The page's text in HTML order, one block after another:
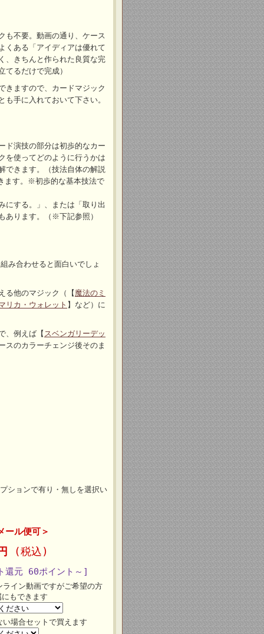
も不要。動画の通り、ケース
くある「アイディアは優れて
、きちんと作られた良質な完
るだけで完成）
きますので、カードマジック
手に入れておいて下さい。
演技の部分は初歩的なカー
を使ってどのように行うかは
できます。（技法自体の解説
ます。※初歩的な基本技法で
にする。」、または「取り出
あります。（※下記参照）
み合わせると面白いでしょ
る他のマジック（【魔法のミ
リカ・ウォレット 】など）に
、例えば【 スベンガリーデッ
スのカラーチェンジ後そのま
ションで有り・無しを選択い
ール便可＞
(税込)
還元 60ポイント～]
ライン動画ですがご希望の方
にもできます
い場合セットで買えます